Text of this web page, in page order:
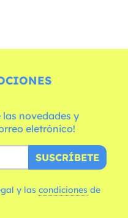
las novedades y
eletrónico!
SUSCRÍBETE
y las condiciones